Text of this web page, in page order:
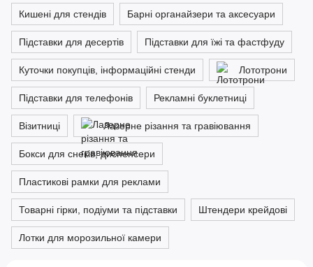
Кишені для стендів Барні органайзери та аксесуари
Підставки для десертів Підставки для їжі та фастфуду
Куточки покупців, інформаційні стенди Лототрони
Підставки для телефонів Рекламні буклетниці
Візитниці Лазерне різання та гравіювання
Бокси для снеків, диспенсери
Пластикові рамки для реклами
Товарні гірки, подіуми та підставки Штендери крейдові
Лотки для морозильної камери